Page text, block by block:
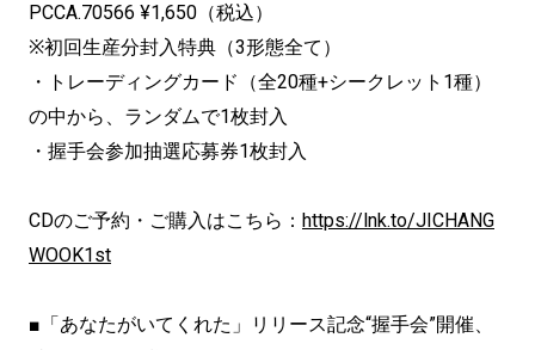
PCCA.70566 ¥1,650（税込）
※初回生産分封入特典（3形態全て）
・トレーディングカード（全20種+シークレット1種）
の中から、ランダムで1枚封入
・握手会参加抽選応募券1枚封入
CDのご予約・ご購入はこちら： https://lnk.to/JICHANG
WOOK1st
■「あなたがいてくれた」リリース記念“握手会”開催、